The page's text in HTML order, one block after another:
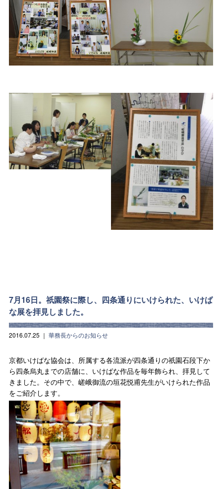
7月16日。祇園祭に際し、四条通りにいけられた、いけば
な展を拝見しました。
2016.07.25 ｜ 華務長からのお知らせ
京都いけばな協会は、所属する各流派が四条通りの祇園石段下か
ら四条烏丸までの店舗に、いけばな作品を毎年飾られ、拝見して
きました。その中で、嵯峨御流の垣花悦甫先生がいけられた作品
をご紹介します。